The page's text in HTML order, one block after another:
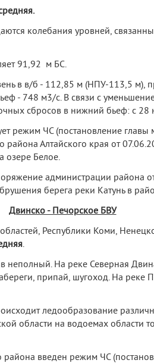
колебания уровней,
91,92 м БС.
в в/б - 112,85 м (НПУ-113,5 м),
- 748 м3/с. В связи с
сбросов в нижний бьеф: с
режим ЧС (постановление главы
района Алтайского края от
озере Белое.
администрации района
берега реки Катунь в
Двинско - Печорское БВУ
Республики Коми,
.
неполный. На реке Северная
припай, шугоход. На реке
ледообразование
области на водоемах области
введен режим ЧС